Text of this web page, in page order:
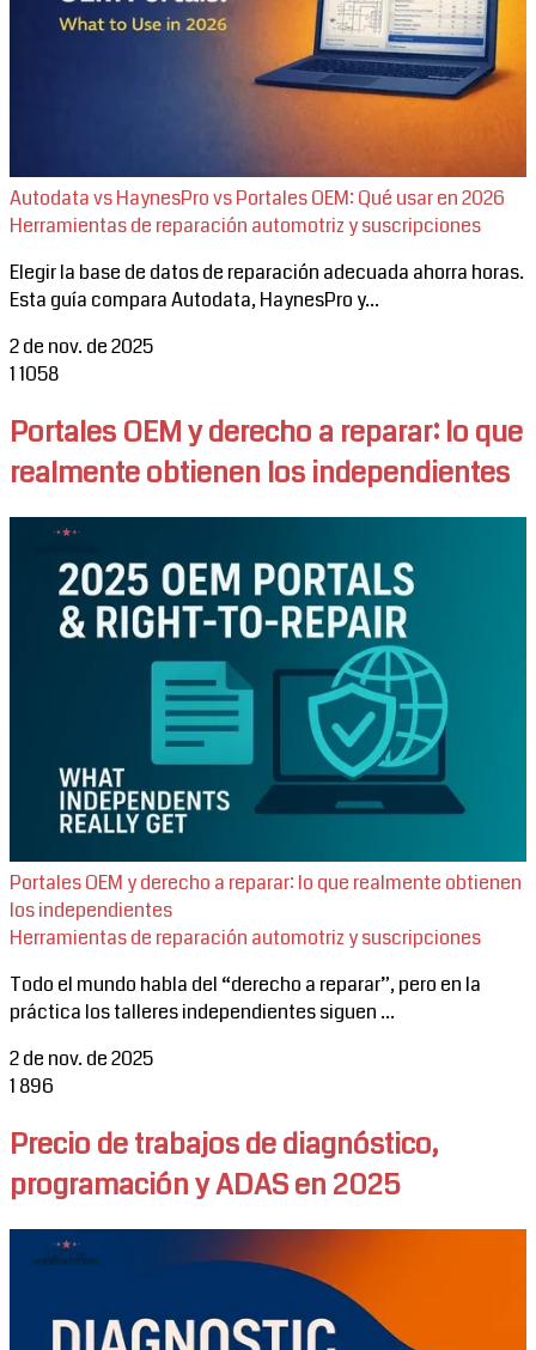
Autodata vs HaynesPro vs Portales OEM: Qué usar en 2026
Herramientas de reparación automotriz y suscripciones
Elegir la base de datos de reparación adecuada ahorra horas.
Esta guía compara Autodata, HaynesPro y...
2 de nov. de 2025
11058
Portales OEM y derecho a reparar: lo que
realmente obtienen los independientes
Portales OEM y derecho a reparar: lo que realmente obtienen
los independientes
Herramientas de reparación automotriz y suscripciones
Todo el mundo habla del “derecho a reparar”, pero en la
práctica los talleres independientes siguen ...
2 de nov. de 2025
1 896
Precio de trabajos de diagnóstico,
programación y ADAS en 2025